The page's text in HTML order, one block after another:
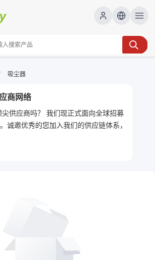
B2B/B2C
wholesale 吸尘器, XOOBAY
用指南省时省力技巧
吸尘器
商网络
供应商吗？ 我们现正式面向全球招募
诚邀优秀的您加入我们的供应链体系，